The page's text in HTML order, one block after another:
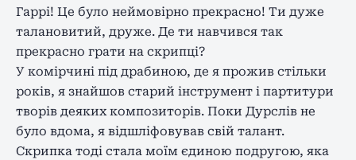
Гаррі! Це було неймовірно прекрасно! Ти дуже
талановитий, друже. Де ти навчився так
прекрасно грати на скрипці?
У комірчині під драбиною, де я прожив стільки
років, я знайшов старий інструмент і партитури
творів деяких композиторів. Поки Дурслів не
було вдома, я відшліфовував свій талант.
Скрипка тоді стала моїм єдиною подругою, яка